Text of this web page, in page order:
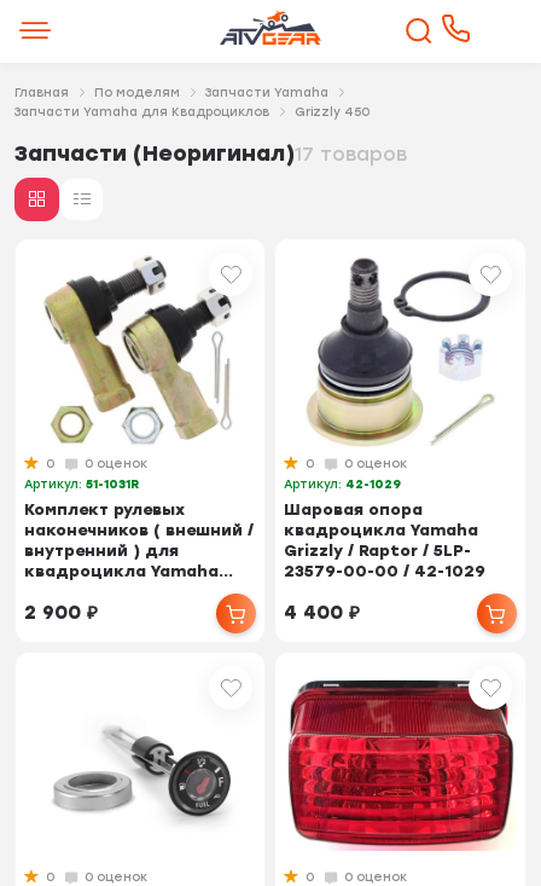
Главная По моделям
Запчасти Yamaha
Запчасти Yamaha для Квадроциклов
Grizzly 450
Запчасти (Неоригинал)17 товаров
0
0 оценок
Артикул:51-1031R
Комплект рулевых
наконечников ( внешний /
внутренний ) для
квадроцикла Yamaha...
2 900₽
0
0 оценок
Артикул: 42-1029
Шаровая опора
квадроцикла Yamaha
Grizzly / Raptor / 5LP-
23579-00-00 / 42-1029
4 400₽
0
0 оценок
0
0 оценок